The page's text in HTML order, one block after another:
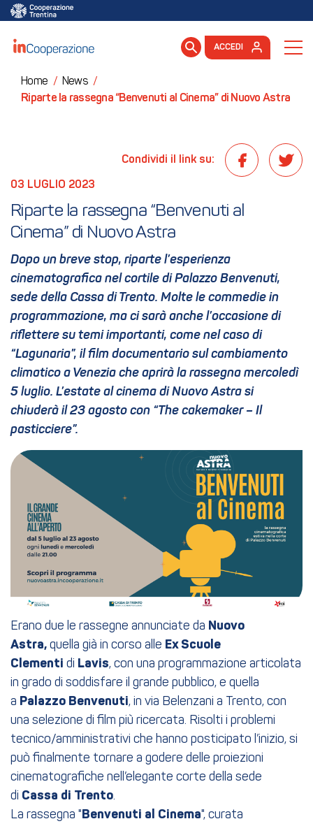
ACCEDI
Home / News /
Riparte la rassegna “Benvenuti al Cinema” di Nuovo Astra
03 LUGLIO 2023
Condividi il link su:
Riparte la rassegna “Benvenuti al
Cinema” di Nuovo Astra
Dopo un breve stop, riparte l’esperienza
cinematografica nel cortile di Palazzo Benvenuti,
sede della Cassa di Trento. Molte le commedie in
programmazione, ma ci sarà anche l’occasione di
riflettere su temi importanti, come nel caso di
“Lagunaria”, il film documentario sul cambiamento
climatico a Venezia che aprirà la rassegna mercoledì
5 luglio. L’estate al cinema di Nuovo Astra si
chiuderà il 23 agosto con “The cakemaker – Il
pasticciere”.
Erano due le rassegne annunciate da Nuovo
Astra, quella già in corso alle Ex Scuole
Clementi di Lavis, con una programmazione articolata
in grado di soddisfare il grande pubblico, e quella
a Palazzo Benvenuti, in via Belenzani a Trento, con
una selezione di film più ricercata. Risolti i problemi
tecnico/amministrativi che hanno posticipato l’inizio, si
può finalmente tornare a godere delle proiezioni
cinematografiche nell’elegante corte della sede
di Cassa di Trento.
La rassegna "Benvenuti al Cinema", curata